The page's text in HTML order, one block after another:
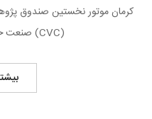
کرمان موتور نخستین صندوق
(CVC) صنعت خودرو را با سرمای...